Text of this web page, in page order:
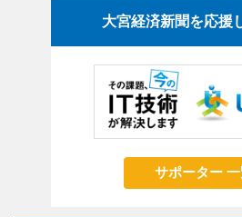
大宮経済新聞を応援
サポーター